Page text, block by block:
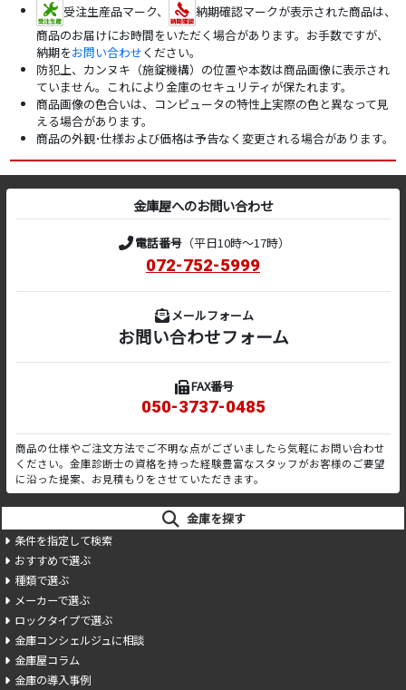
受注生産品マーク、
納期確認マークが表示された商品は、
商品のお届けにお時間をいただく場合があります。お手数ですが、
納期をお問い合わせください。
防犯上、カンヌキ（施錠機構）の位置や本数は商品画像に表示され
ていません。これにより金庫のセキュリティが保たれます。
商品画像の色合いは、コンピュータの特性上実際の色と異なって見
える場合があります。
商品の外観･仕様および価格は予告なく変更される場合があります。
金庫屋へのお問い合わせ
電話番号（平日10時～17時）
072-752-5999
メールフォーム
お問い合わせフォーム
FAX番号
050-3737-0485
商品の仕様やご注文方法でご不明な点がございましたら気軽にお問い合わせ
ください。金庫診断士の資格を持った経験豊富なスタッフがお客様のご要望
に沿った提案、お見積もりをさせていただきます。
金庫を探す
条件を指定して検索
おすすめで選ぶ
種類で選ぶ
メーカーで選ぶ
ロックタイプで選ぶ
金庫コンシェルジュに相談
金庫屋コラム
金庫の導入事例